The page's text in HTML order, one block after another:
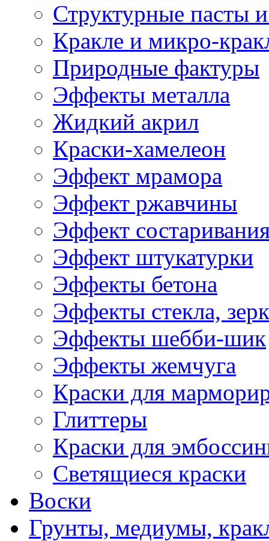
Структурные пасты
Кракле и микро-
Природные фактуры
Эффекты металла
Жидкий акрил
Краски-хамелеон
Эффект мрамора
Эффект ржавчины
Эффект
Эффект штукатурки
Эффекты бетона
Эффекты стекла,
Эффекты шебби-шик
Эффекты жемчуга
Краски для
Глиттеры
Краски для
Светящиеся краски
Воски
Грунты, медиумы,